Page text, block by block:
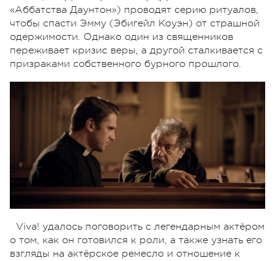
«Аббатства Даунтон») проводят серию ритуалов,
чтобы спасти Эмму (Эбигейл Коуэн) от страшной
одержимости. Однако один из священников
переживает кризис веры, а другой сталкивается с
призраками собственного бурного прошлого.
Viva! удалось поговорить с легендарным актёром
о том, как он готовился к роли, а также узнать его
взгляды на актёрское ремесло и отношение к